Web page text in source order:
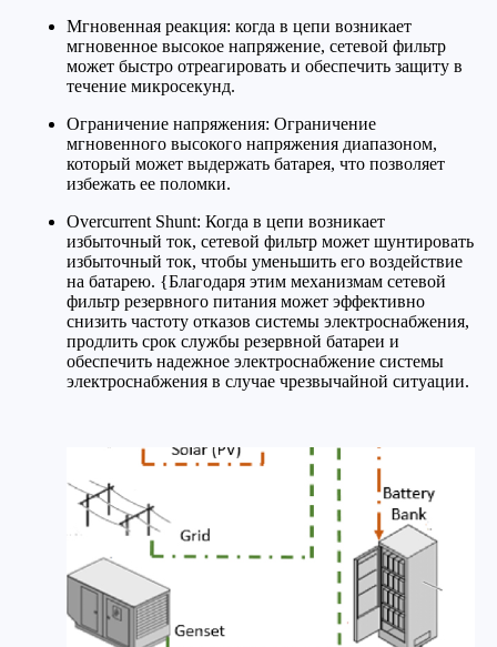
Мгновенная реакция: когда в цепи возникает
мгновенное высокое напряжение, сетевой фильтр
может быстро отреагировать и обеспечить защиту в
течение микросекунд.
Ограничение напряжения: Ограничение
мгновенного высокого напряжения диапазоном,
который может выдержать батарея, что позволяет
избежать ее поломки.
Overcurrent Shunt: Когда в цепи возникает
избыточный ток, сетевой фильтр может шунтировать
избыточный ток, чтобы уменьшить его воздействие
на батарею. {Благодаря этим механизмам сетевой
фильтр резервного питания может эффективно
снизить частоту отказов системы электроснабжения,
продлить срок службы резервной батареи и
обеспечить надежное электроснабжение системы
электроснабжения в случае чрезвычайной ситуации.